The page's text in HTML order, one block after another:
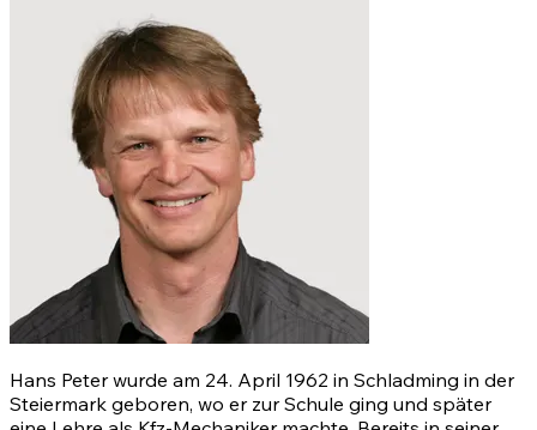
Hans Peter wurde am 24. April 1962 in Schladming in der
Steiermark geboren, wo er zur Schule ging und später